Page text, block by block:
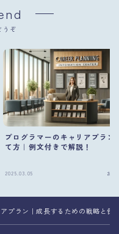
うぞ
プログラマーのキャリアプラン
て方｜例文付きで解説！
2025.03.05 お
プラン｜成長するための戦略と例